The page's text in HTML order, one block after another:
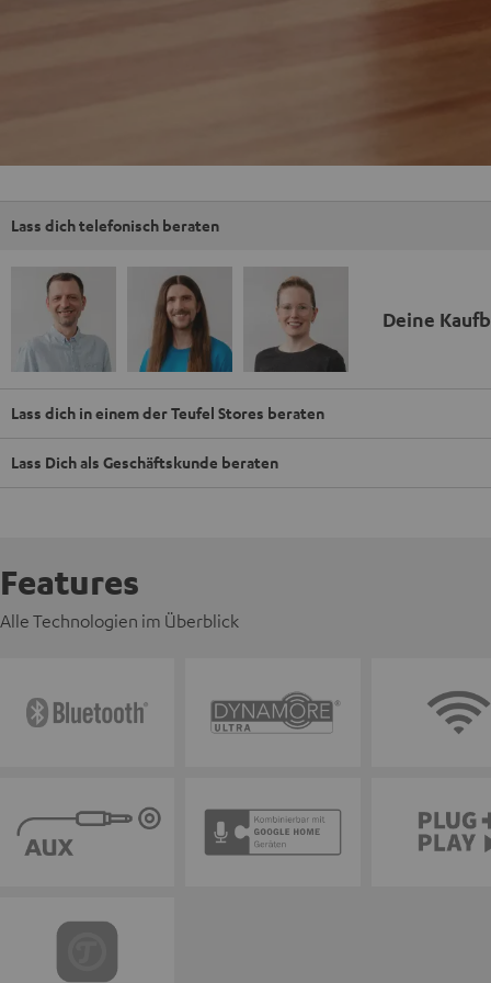
Lass dich telefonisch beraten
Deine
Lass dich in einem der Teufel Stores beraten
Lass Dich als Geschäftskunde beraten
Features
Alle Technologien im Überblick